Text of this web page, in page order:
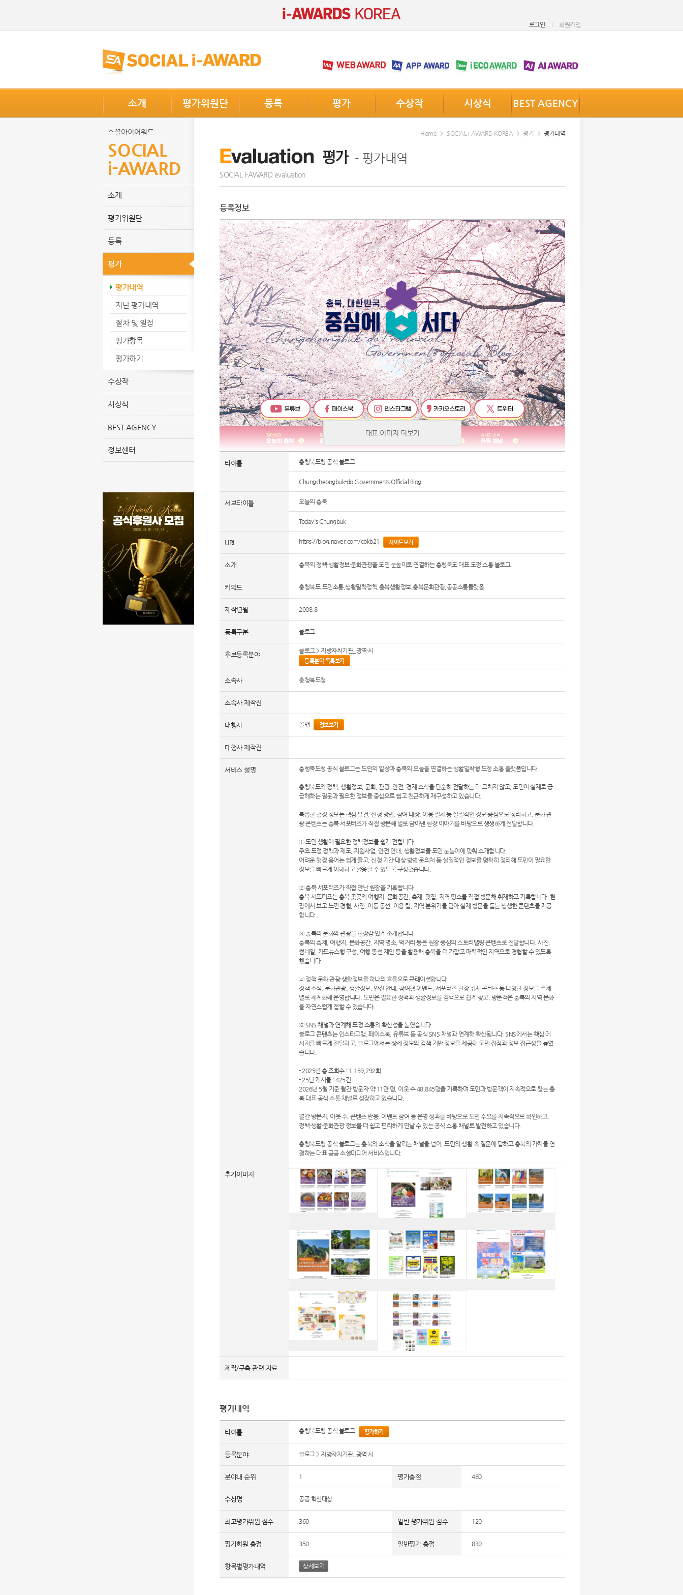
로그인 회원가입
소개 평가위원단 등록 평가 수상작 시상식 BEST AGENCY
- 평가내역
SOCIAL I-AWARD evaluation
Home SOCIAL i-AWARD KOREA 평가 평가내역
등록정보
대표 이미지 더보기
타이틀 충청북도청 공식 블로그
Chungcheongbuk-do Governments Official Blog
서브타이틀 오늘의 충북
Today's Chungbuk
URL https://blog.naver.com/cbkb21 사이트보기
소개 충북의 정책·생활정보·문화관광을 도민 눈높이로 연결하는 충청북도 대표 도정 소통 블로그
키워드 충청북도,도민소통,생활밀착정책,충북생활정보,충북문화관광,공공소통플랫폼
제작년월 2008.8
등록구분 블로그
후보등록분야 블로그 > 지방자치기관_광역·시
등록분야 목록보기
소속사 충청북도청
소속사 제작진
대행사 올맵 정보보기
대행사 제작진
서비스 설명 충청북도청 공식 블로그는 도민의 일상과 충북의 오늘을 연결하는 생활밀착형 도정 소통 플랫폼입니다.
충청북도의 정책, 생활정보, 문화, 관광, 안전, 경제 소식을 단순히 전달하는 데 그치지 않고, 도민이 실제로 궁
금해하는 질문과 필요한 정보를 중심으로 쉽고 친근하게 재구성하고 있습니다.
복잡한 행정 정보는 핵심 요건, 신청 방법, 참여 대상, 이용 절차 등 실질적인 정보 중심으로 정리하고, 문화·관
광 콘텐츠는 충북 서포터즈가 직접 방문해 발로 담아낸 현장 이야기를 바탕으로 생생하게 전달합니다.
① 도민 생활에 필요한 정책정보를 쉽게 전합니다
주요 도정 정책과 제도, 지원사업, 안전 안내, 생활정보를 도민 눈높이에 맞춰 소개합니다.
어려운 행정 용어는 쉽게 풀고, 신청 기간·대상·방법·문의처 등 실질적인 정보를 명확히 정리해 도민이 필요한
정보를 빠르게 이해하고 활용할 수 있도록 구성했습니다.
② 충북 서포터즈가 직접 만난 현장을 기록합니다
충북 서포터즈는 충북 곳곳의 여행지, 문화공간, 축제, 맛집, 지역 명소를 직접 방문해 취재하고 기록합니다. 현
장에서 보고 느낀 경험, 사진, 이동 동선, 이용 팁, 지역 분위기를 담아 실제 방문을 돕는 생생한 콘텐츠를 제공
합니다.
③ 충북의 문화와 관광을 현장감 있게 소개합니다
충북의 축제, 여행지, 문화공간, 지역 명소, 먹거리 등은 현장 중심의 스토리텔링 콘텐츠로 전달합니다. 사진,
썸네일, 카드뉴스형 구성, 여행 동선 제안 등을 활용해 충북을 더 가깝고 매력적인 지역으로 경험할 수 있도록
했습니다.
④ 정책·문화·관광·생활정보를 하나의 흐름으로 큐레이션합니다
정책 소식, 문화관광, 생활정보, 안전 안내, 참여형 이벤트, 서포터즈 현장 취재 콘텐츠 등 다양한 정보를 주제
별로 체계화해 운영합니다. 도민은 필요한 정책과 생활정보를 검색으로 쉽게 찾고, 방문객은 충북의 지역 문화
를 자연스럽게 접할 수 있습니다.
⑤ SNS 채널과 연계해 도정 소통의 확산성을 높였습니다
블로그 콘텐츠는 인스타그램, 페이스북, 유튜브 등 공식 SNS 채널과 연계해 확산됩니다. SNS에서는 핵심 메
시지를 빠르게 전달하고, 블로그에서는 상세 정보와 검색 기반 정보를 제공해 도민 접점과 정보 접근성을 높였
습니다.
- 2025년 총 조회수 : 1,159,292회
- 25년 게시물 : 425건
2026년 5월 기준 월간 방문자 약 11만 명, 이웃 수 48,845명을 기록하며 도민과 방문객이 지속적으로 찾는 충
북 대표 공식 소통 채널로 성장하고 있습니다.
월간 방문자, 이웃 수, 콘텐츠 반응, 이벤트 참여 등 운영 성과를 바탕으로 도민 수요를 지속적으로 확인하고,
정책·생활·문화관광 정보를 더 쉽고 편리하게 만날 수 있는 공식 소통 채널로 발전하고 있습니다.
충청북도청 공식 블로그는 충북의 소식을 알리는 채널을 넘어, 도민의 생활 속 질문에 답하고 충북의 가치를 연
결하는 대표 공공 소셜미디어 서비스입니다.
추가이미지
제작/구축 관련 자료
소셜아이어워드
SOCIAL
i-AWARD
소개
평가위원단
등록
평가
평가내역
지난 평가내역
절차 및 일정
평가항목
평가하기
수상작
시상식
BEST AGENCY
정보센터